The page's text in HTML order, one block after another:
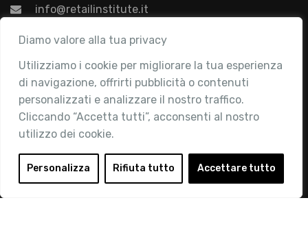
Diamo valore alla tua privacy
Utilizziamo i cookie per migliorare la tua esperienza
di navigazione, offrirti pubblicità o contenuti
personalizzati e analizzare il nostro traffico.
Cliccando “Accetta tutti”, acconsenti al nostro
utilizzo dei cookie.
Personalizza Rifiuta tutto Accettare tutto
info@retailinstitute.it
Associazione
Chi siamo
Attività
Contatti
Area Riservata
Login
Diventa Socio